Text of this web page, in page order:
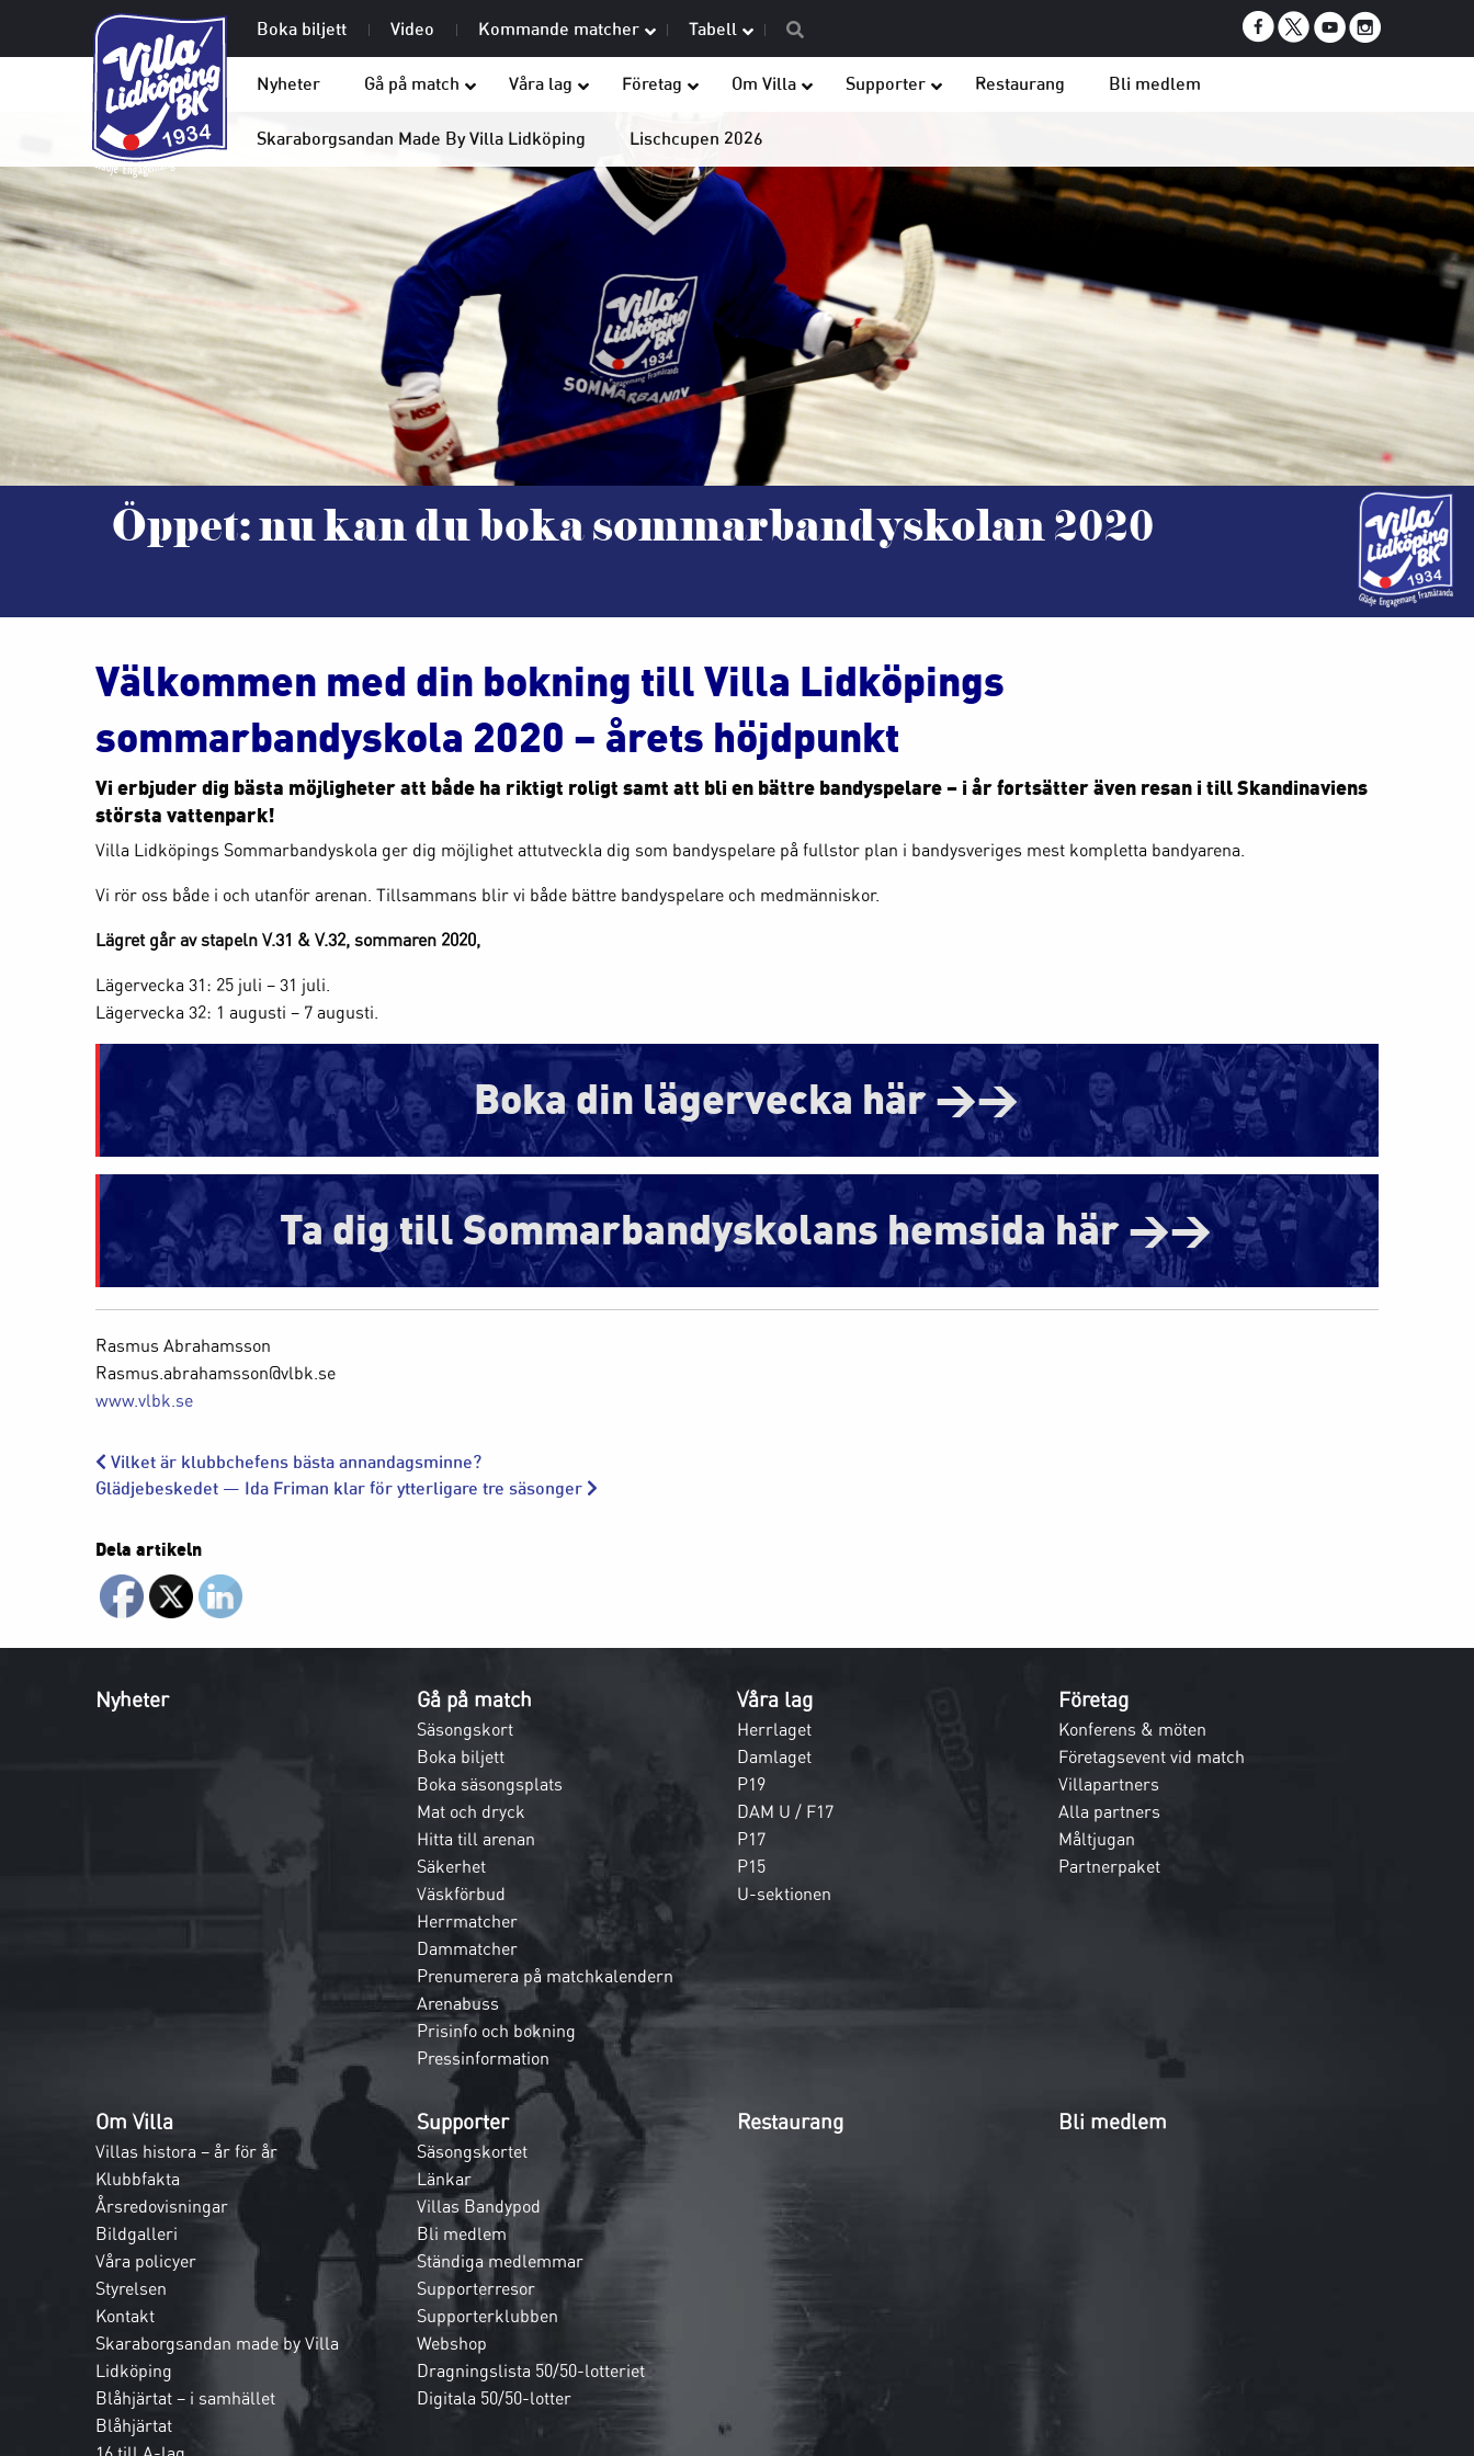
Boka biljett Video Kommande matcher Tabell
Nyheter Gå på match Våra lag Företag Om Villa Supporter Restaurang Bli medlem
Skaraborgsandan Made By Villa Lidköping Lischcupen 2026
Öppet: nu kan du boka sommarbandyskolan 2020
Välkommen med din bokning till Villa Lidköpings
sommarbandyskola 2020 – årets höjdpunkt
Vi erbjuder dig bästa möjligheter att både ha riktigt roligt samt att bli en bättre bandyspelare – i år fortsätter även resan i till Skandinaviens
största vattenpark!
Villa Lidköpings Sommarbandyskola ger dig möjlighet attutveckla dig som bandyspelare på fullstor plan i bandysveriges mest kompletta bandyarena.
Vi rör oss både i och utanför arenan. Tillsammans blir vi både bättre bandyspelare och medmänniskor.
Lägret går av stapeln V.31 & V.32, sommaren 2020,
Lägervecka 31: 25 juli – 31 juli.
Lägervecka 32: 1 augusti – 7 augusti.
Boka din lägervecka här >>
Ta dig till Sommarbandyskolans hemsida här >>
Rasmus Abrahamsson
Rasmus.abrahamsson@vlbk.se
www.vlbk.se
Vilket är klubbchefens bästa annandagsminne?
Glädjebeskedet — Ida Friman klar för ytterligare tre säsonger
Dela artikeln
Nyheter Gå på match
Säsongskort
Boka biljett
Boka säsongsplats
Mat och dryck
Hitta till arenan
Säkerhet
Väskförbud
Herrmatcher
Dammatcher
Prenumerera på matchkalendern
Arenabuss
Prisinfo och bokning
Pressinformation
Våra lag
Herrlaget
Damlaget
P19
DAM U / F17
P17
P15
U-sektionen
Företag
Konferens & möten
Företagsevent vid match
Villapartners
Alla partners
Måltjugan
Partnerpaket
Om Villa
Villas histora – år för år
Klubbfakta
Årsredovisningar
Bildgalleri
Våra policyer
Styrelsen
Kontakt
Skaraborgsandan made by Villa
Lidköping
Blåhjärtat – i samhället
Blåhjärtat
Supporter
Säsongskortet
Länkar
Villas Bandypod
Bli medlem
Ständiga medlemmar
Supporterresor
Supporterklubben
Webshop
Dragningslista 50/50-lotteriet
Digitala 50/50-lotter
Restaurang Bli medlem